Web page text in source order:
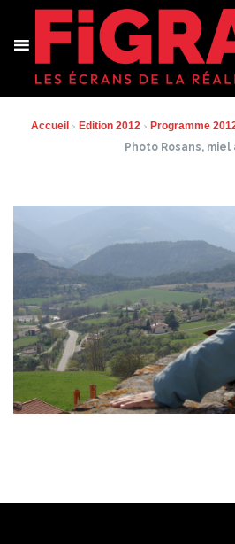
contenu
Accueil › Edition 2012 › Programme
Photo Rosans, miel